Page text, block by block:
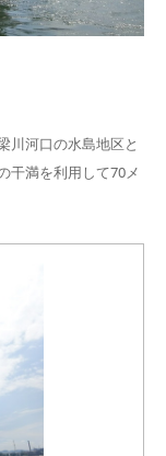
川河口の水島地区と
干満を利用して70メ